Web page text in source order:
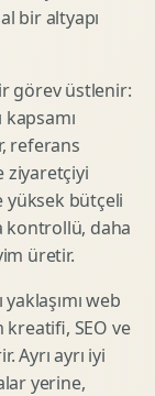
bir altyapı
görev üstlenir:
referans
ziyaretçiyi
yüksek bütçeli
kontrollü, daha
üretir.
web
SEO ve
Ayrı ayrı iyi
yerine,